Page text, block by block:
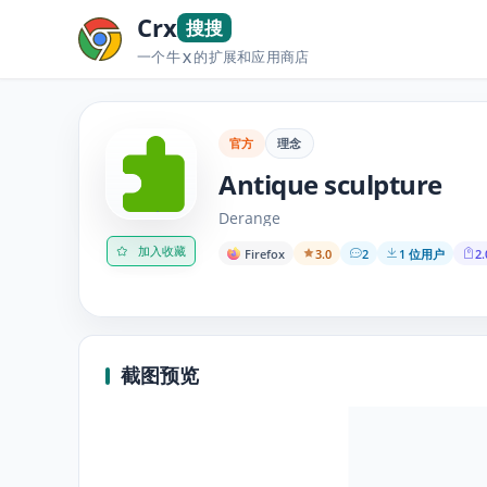
Crx 搜搜
一个牛X的扩展和应用商店
加入收藏
官方 理念
Antique sculpture
Derange
Firefox 3.0 2 1 位用户
截图预览